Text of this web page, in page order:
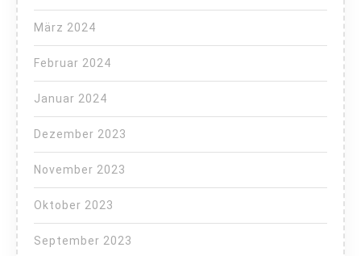
März 2024
Februar 2024
Januar 2024
Dezember 2023
November 2023
Oktober 2023
September 2023